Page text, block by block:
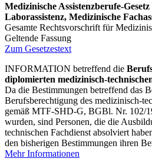
Medizinische Assistenzberufe-
Laborassistenz, Medizinische
Gesamte Rechtsvorschrift für
Geltende Fassung
Zum Gesetzestext
INFORMATION betreffend die
diplomierten medizinisch-
Da die Bestimmungen betreffend das
Berufsberechtigung des medizinisch-
gemäß MTF-SHD-G, BGBl. Nr. 102/
wurden, sind Personen, die die
technischen Fachdienst absolviert
den bisherigen Bestimmungen ihren
Mehr Informationen